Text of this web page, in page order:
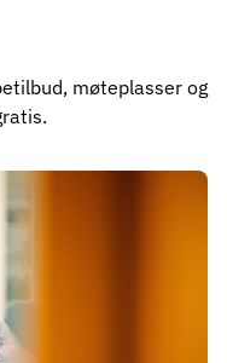
møteplasser og